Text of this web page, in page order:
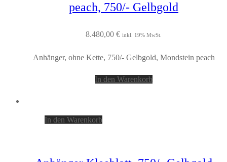
peach, 750/- Gelbgold
8.480,00 € inkl. 19% MwSt.
Anhänger, ohne Kette, 750/- Gelbgold, Mondstein peach
In den Warenkorb
In den Warenkorb